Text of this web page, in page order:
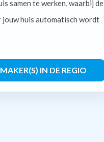
samen te werken, waarbij de
huis automatisch wordt
IN DE REGIO